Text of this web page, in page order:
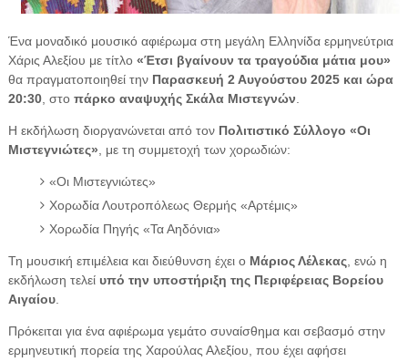
Ένα μοναδικό μουσικό αφιέρωμα στη μεγάλη Ελληνίδα ερμηνεύτρια
Χάρις Αλεξίου με τίτλο «Έτσι βγαίνουν τα τραγούδια μάτια μου»
θα πραγματοποιηθεί την Παρασκευή 2 Αυγούστου 2025 και ώρα
20:30, στο πάρκο αναψυχής Σκάλα Μιστεγνών
Η εκδήλωση διοργανώνεται από τον Πολιτιστικό Σύλλογο «Οι
Μιστεγνιώτες» , με τη συμμετοχή των χορωδιών:
«Οι Μιστεγνιώτες»
Χορωδία Λουτροπόλεως Θερμής «Αρτέμις»
Χορωδία Πηγής «Τα Αηδόνια»
Τη μουσική επιμέλεια και διεύθυνση έχει ο Μάριος Λέλεκας, ενώ η
εκδήλωση τελεί υπό την υποστήριξη της Περιφέρειας Βορείου
Αιγαίου.
Πρόκειται για ένα αφιέρωμα γεμάτο συναίσθημα και σεβασμό στην
ερμηνευτική πορεία της Χαρούλας Αλεξίου, που έχει αφήσει